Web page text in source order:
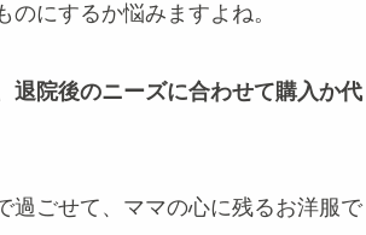
にするか悩みますよね。
退院後のニーズに合わせて購入か代
過ごせて、ママの心に残るお洋服で